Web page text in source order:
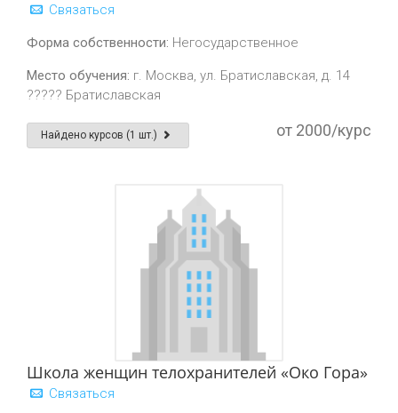
Связаться
Форма собственности: Негосударственное
Место обучения: г. Москва, ул. Братиславская, д. 14
????? Братиславская
Найдено курсов (1 шт.) от 2000/курс
Школа женщин телохранителей «Око Гора»
Связаться